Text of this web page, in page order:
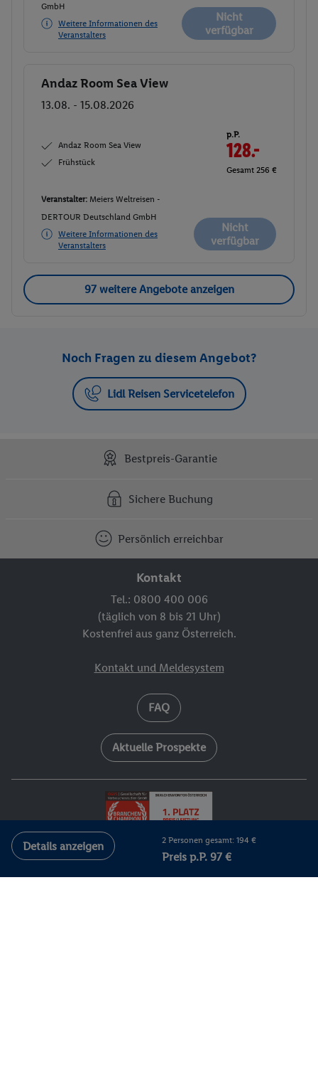
GmbH
Weitere Informationen des
Veranstalters
Nicht
verfügbar
Buchen
Andaz Room Sea View
13.08. - 15.08.2026
Andaz Room Sea View
Frühstück
p.P.
128.-
Gesamt 256 €
Veranstalter: Meiers Weltreisen -
DERTOUR Deutschland GmbH
Weitere Informationen des
Veranstalters
Nicht
verfügbar
97 weitere Angebote anzeigen
Noch Fragen zu diesem Angebot?
Lidl Reisen Servicetelefon
Details anzeigen 2 Personen gesamt: 194 €
Preis p.P. 97 €
Bestpreis-Garantie
Sichere Buchung
Persönlich erreichbar
Kontakt
Tel.: 0800 400 006
(täglich von 8 bis 21 Uhr)
Kostenfrei aus ganz Österreich.
Kontakt und Meldesystem
FAQ
Aktuelle Prospekte